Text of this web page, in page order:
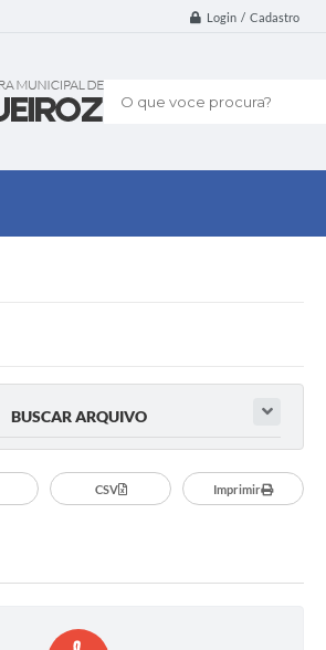
Login / Cadastro
O que voce procura?
BUSCAR ARQUIVO
CSV Imprimir